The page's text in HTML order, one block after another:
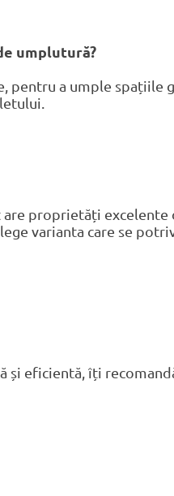
umplutură?
pentru a umple spațiile
proprietăți
varianta care se
și eficientă, îți